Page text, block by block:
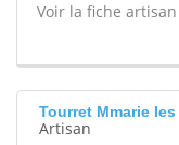
Voir la fiche artisan
Tourret Mmarie
Artisan